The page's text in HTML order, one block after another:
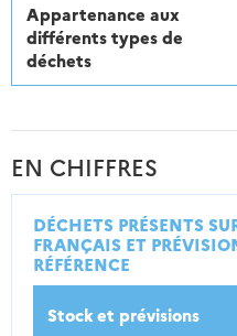
Appartenance aux
différents types de
déchets
EN CHIFFRES
DÉCHETS PRÉSENTS
FRANÇAIS ET
RÉFÉRENCE
Stock et prévisions